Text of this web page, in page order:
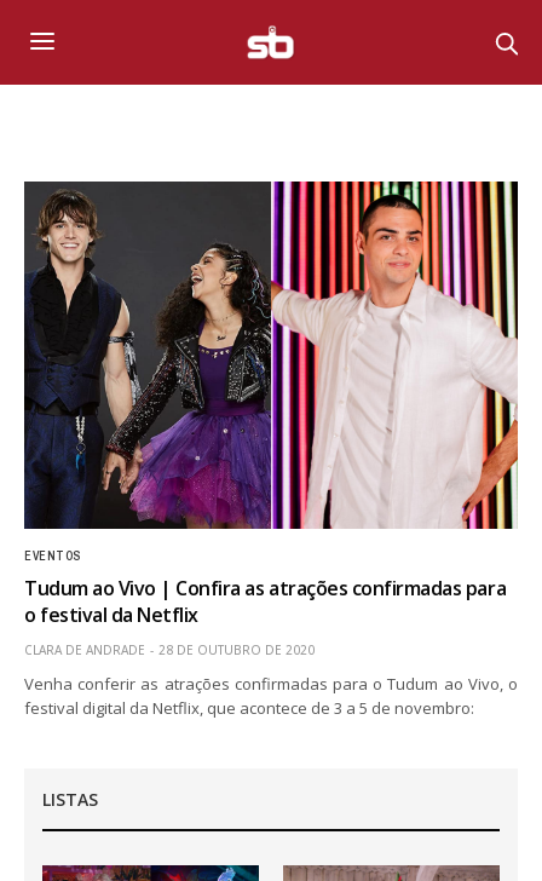
EVENTOS
Tudum ao Vivo | Confira as atrações confirmadas para
o festival da Netflix
CLARA DE ANDRADE 28 DE OUTUBRO DE 2020
Venha conferir as atrações confirmadas para o Tudum ao Vivo, o
festival digital da Netflix, que acontece de 3 a 5 de novembro:
LISTAS